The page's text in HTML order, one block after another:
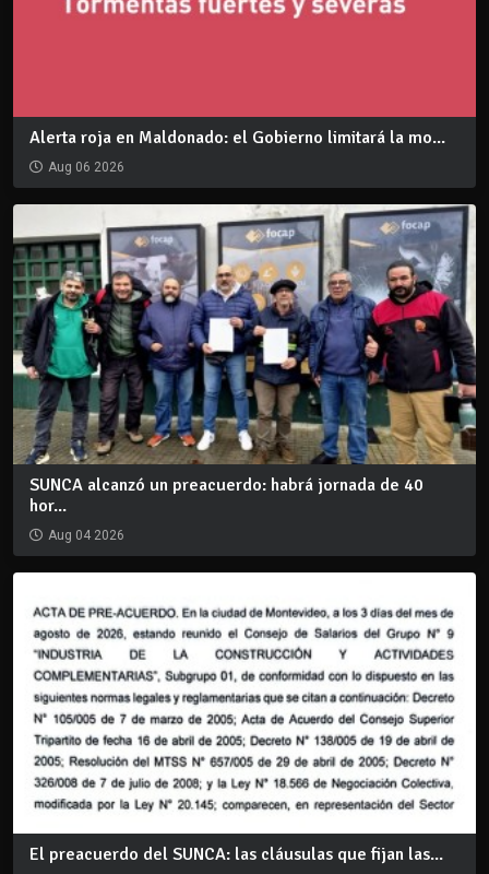
Alerta roja en Maldonado: el Gobierno limitará la mo...
Aug 06 2026
SUNCA alcanzó un preacuerdo: habrá jornada de 40
hor...
Aug 04 2026
El preacuerdo del SUNCA: las cláusulas que fijan las...